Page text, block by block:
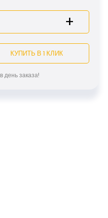
+
КУПИТЬ В 1 КЛИК
день заказа!